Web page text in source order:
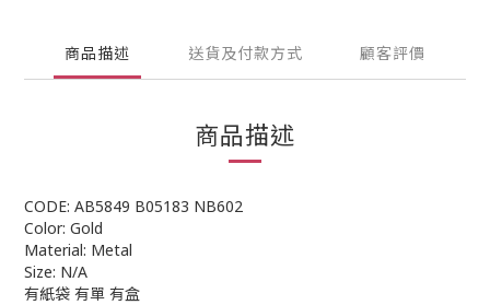
商品描述 送貨及付款方式 顧客評價
商品描述
CODE: AB5849 B05183 NB602
Color: Gold
Material: Metal
Size: N/A
有紙袋 有單 有盒